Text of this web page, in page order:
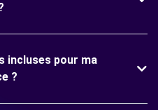
incluses pour ma
?